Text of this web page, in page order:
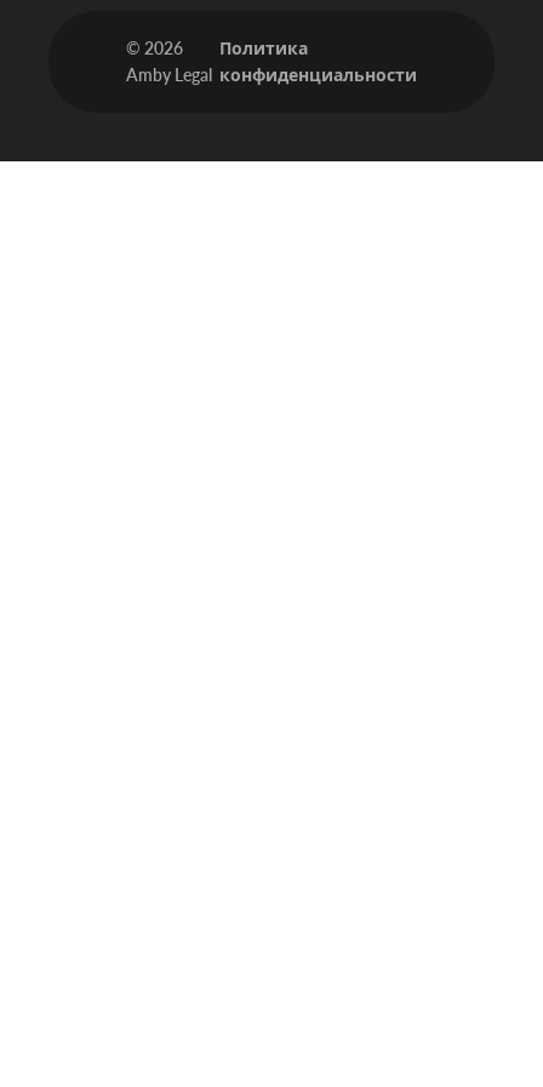
© 2026
Amby Legal
Политика
конфиденциальности